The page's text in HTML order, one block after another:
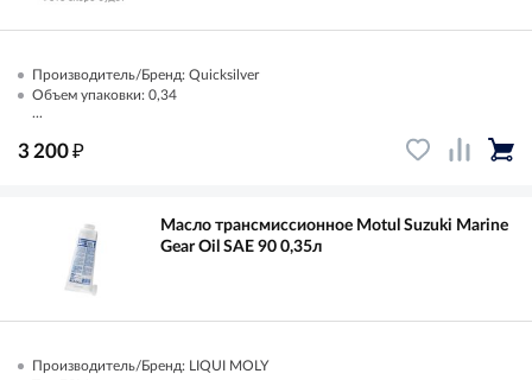
Производитель/Бренд: Quicksilver
Объем упаковки: 0,34
...
3 200₽
Масло трансмиссионное Motul Suzuki Marine
Gear Oil SAE 90 0,35л
Производитель/Бренд: LIQUI MOLY